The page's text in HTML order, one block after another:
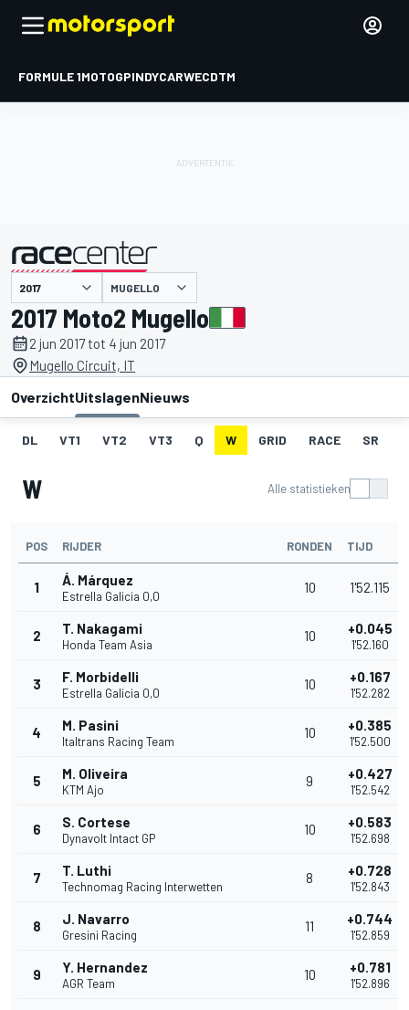
FORMULE 1MOTOGPINDYCARWECDTM
gepresenteerd door MUGELLO
2017 Moto2 Mugello
2 jun 2017 tot 4 jun 2017
Mugello Circuit, IT
OverzichtUitslagenNieuws
DL VT1 VT2 VT3 Q W GRID RACE SR
W Alle statistieken
POS RIJDER RONDEN TIJD
1 Á. Márquez
Estrella Galicia 0,0
10 1'52.115
2 T. Nakagami
Honda Team Asia
10 +0.045
1'52.160
3 F. Morbidelli
Estrella Galicia 0,0
10 +0.167
1'52.282
4 M. Pasini
Italtrans Racing Team
10 +0.385
1'52.500
5 M. Oliveira
KTM Ajo
9 +0.427
1'52.542
6 S. Cortese
Dynavolt Intact GP
10 +0.583
1'52.698
7 T. Luthi
Technomag Racing Interwetten
8 +0.728
1'52.843
8 J. Navarro
Gresini Racing
11 +0.744
1'52.859
9 Y. Hernandez
AGR Team
10 +0.781
1'52.896